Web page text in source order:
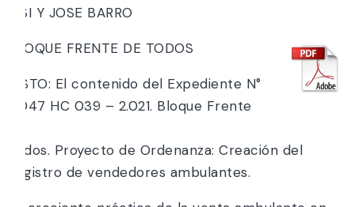
RISI Y JOSE BARRO
BLOQUE FRENTE DE TODOS
VISTO: El contenido del Expediente N°
5.047 HC 039 – 2.021. Bloque Frente
Todos. Proyecto de Ordenanza: Creación del
Registro de vendedores ambulantes.